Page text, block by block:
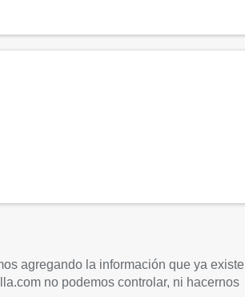
agregando la información que ya existe
no podemos controlar, ni hacernos